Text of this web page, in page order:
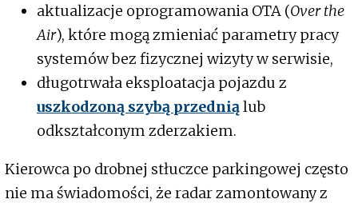
aktualizacje oprogramowania OTA (Over the
Air), które mogą zmieniać parametry pracy
systemów bez fizycznej wizyty w serwisie,
długotrwała eksploatacja pojazdu z
uszkodzoną szybą przednią lub
odkształconym zderzakiem.
Kierowca po drobnej stłuczce parkingowej często
nie ma świadomości, że radar zamontowany z